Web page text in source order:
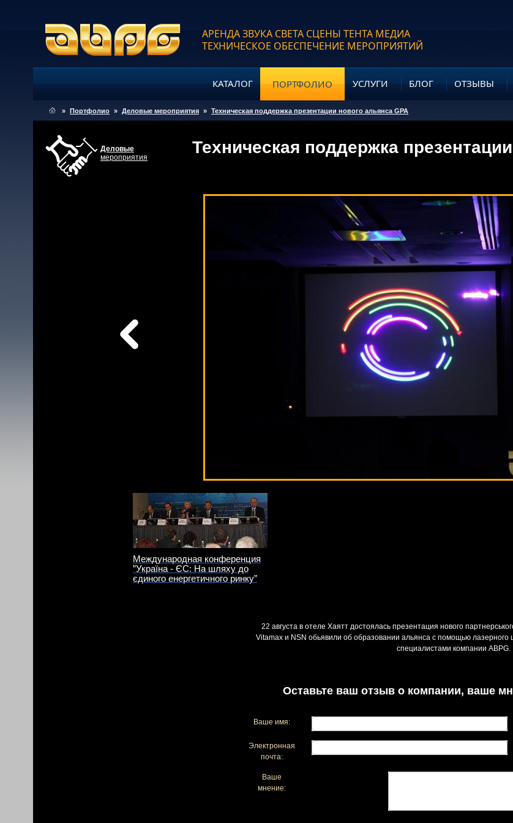
АРЕНДА ЗВУКА СВЕТА СЦЕНЫ ТЕНТА МЕДИА
ТЕХНИЧЕСКОЕ ОБЕСПЕЧЕНИЕ МЕРОПРИЯТИЙ
КАТАЛОГ ПОРТФОЛИО УСЛУГИ БЛОГ ОТЗЫВЫ
» Портфолио » Деловые мероприятия » Техническая поддержка презентации нового альянса GPA
Деловые
мероприятия
Техническая поддержка
Международная конференция
”Україна - ЄС: На шляху до
єдиного енергетичного ринку”
22 августа в отеле Хаятт достоялась презентация нового
Vitamax и NSN обьявили об образовании альянса с помощью лазерного
специалистами компании ABPG.
Оставьте ваш отзыв о компании, ваше
Ваше имя:
Электронная
почта:
Ваше
мнение: